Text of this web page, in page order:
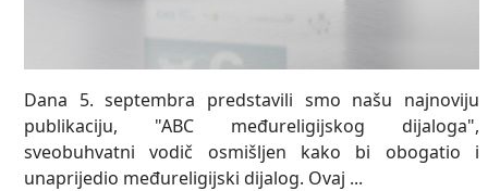
Dana 5. septembra predstavili smo našu najnoviju
publikaciju, "ABC međureligijskog dijaloga",
sveobuhvatni vodič osmišljen kako bi obogatio i
unaprijedio međureligijski dijalog. Ovaj ...